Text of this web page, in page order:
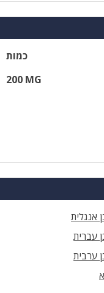
כמות
200 MG
אנגלית
עברית
ערבית